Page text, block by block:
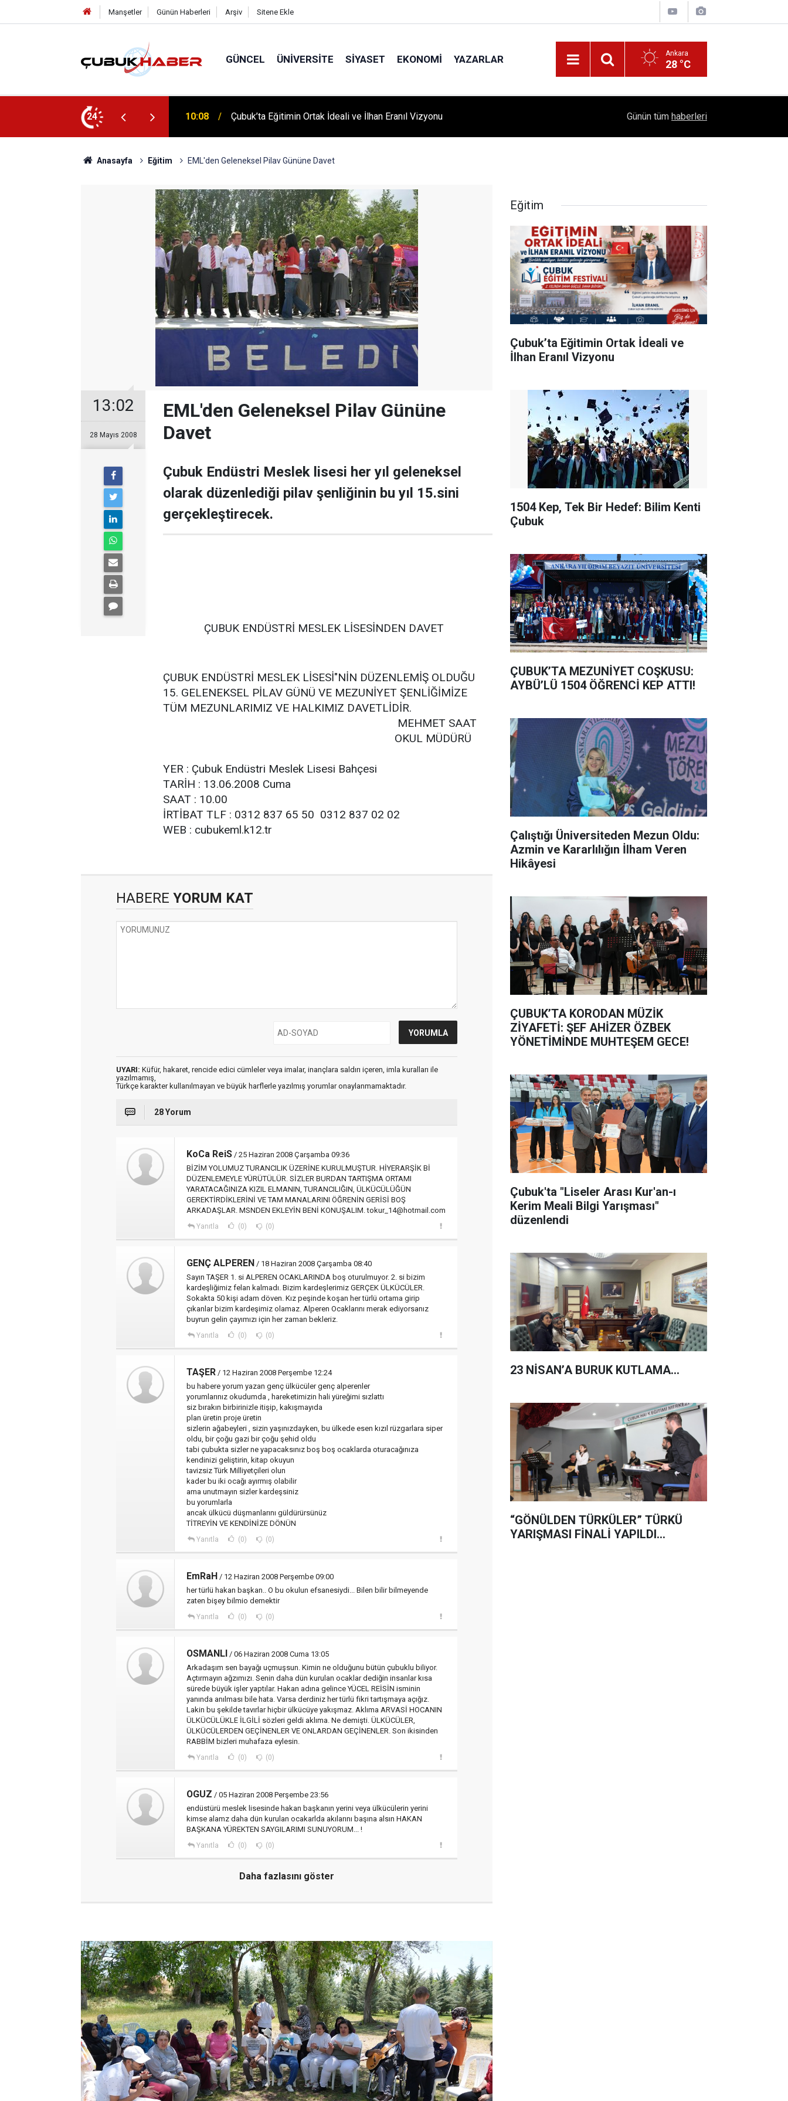
Manşetler Günün Haberleri Arşiv Sitene Ekle
GÜNCEL ÜNIVERSITE SIYASET EKONOMI YAZARLAR Ankara
28 °C
24 12:06 ÇUBUK’TA ‘YAZA MERHABA’ COŞKUSU: Kursiyerler Gönüllerince Eğlendi! 1504 Kep, Tek Bir Hedef: Bilim Kenti Çubuk
Günün tüm haberleri
Anasayfa Eğitim EML'den Geleneksel Pilav Gününe Davet
13:02
28 Mayıs 2008
EML'den Geleneksel Pilav Gününe
Davet
Çubuk Endüstri Meslek lisesi her yıl geleneksel
olarak düzenlediği pilav şenliğinin bu yıl 15.sini
gerçekleştirecek.
ÇUBUK ENDÜSTRİ MESLEK LİSESİNDEN DAVET
ÇUBUK ENDÜSTRİ MESLEK LİSESİ"NİN DÜZENLEMİŞ OLDUĞU
15. GELENEKSEL PİLAV GÜNÜ VE MEZUNİYET ŞENLİĞİMİZE
TÜM MEZUNLARIMIZ VE HALKIMIZ DAVETLİDİR.
MEHMET SAAT
OKUL MÜDÜRÜ
YER : Çubuk Endüstri Meslek Lisesi Bahçesi
TARİH : 13.06.2008 Cuma
SAAT : 10.00
İRTİBAT TLF : 0312 837 65 50  0312 837 02 02
WEB : cubukeml.k12.tr
HABERE YORUM KAT
UYARI: Küfür, hakaret, rencide edici cümleler veya imalar, inançlara saldırı içeren, imla kuralları ile
yazılmamış,
Türkçe karakter kullanılmayan ve büyük harflerle yazılmış yorumlar onaylanmamaktadır.
28 Yorum
KoCa ReiS / 25 Haziran 2008 Çarşamba 09:36
BİZİM YOLUMUZ TURANCILIK ÜZERİNE KURULMUŞTUR. HİYERARŞİK Bİ
DÜZENLEMEYLE YÜRÜTÜLÜR. SİZLER BURDAN TARTIŞMA ORTAMI
YARATACAĞINIZA KIZIL ELMANIN, TURANCILIĞIN, ÜLKÜCÜLÜĞÜN
GEREKTİRDİKLERİNİ VE TAM MANALARINI ÖĞRENİN GERİSİ BOŞ
ARKADAŞLAR. MSNDEN EKLEYİN BENİ KONUŞALIM. tokur_14@hotmail.com
Yanıtla (0) (0)
GENÇ ALPEREN / 18 Haziran 2008 Çarşamba 08:40
Sayın TAŞER 1. si ALPEREN OCAKLARINDA boş oturulmuyor. 2. si bizim
kardeşliğimiz felan kalmadı. Bizim kardeşlerimiz GERÇEK ÜLKÜCÜLER.
Sokakta 50 kişi adam döven. Kız peşinde koşan her türlü ortama girip
çıkanlar bizim kardeşimiz olamaz. Alperen Ocaklarını merak ediyorsanız
buyrun gelin çayımızı için her zaman bekleriz.
Yanıtla (0) (0)
TAŞER / 12 Haziran 2008 Perşembe 12:24
bu habere yorum yazan genç ülkücüler genç alperenler
yorumlarınız okudumda , hareketimizin hali yüreğimi sızlattı
siz bırakın birbirinizle itişip, kakışmayıda
plan üretin proje üretin
sizlerin ağabeyleri , sizin yaşınızdayken, bu ülkede esen kızıl rüzgarlara siper
oldu, bir çoğu gazi bir çoğu şehid oldu
tabi çubukta sizler ne yapacaksınız boş boş ocaklarda oturacağınıza
kendinizi geliştirin, kitap okuyun
tavizsiz Türk Milliyetçileri olun
kader bu iki ocağı ayırmış olabilir
ama unutmayın sizler kardeşsiniz
bu yorumlarla
ancak ülkücü düşmanlarını güldürürsünüz
TİTREYİN VE KENDİNİZE DÖNÜN
Yanıtla (0) (0)
EmRaH / 12 Haziran 2008 Perşembe 09:00
her türlü hakan başkan.. O bu okulun efsanesiydi... Bilen bilir bilmeyende
zaten bişey bilmio demektir
Yanıtla (0) (0)
OSMANLI / 06 Haziran 2008 Cuma 13:05
Arkadaşım sen bayağı uçmuşsun. Kimin ne olduğunu bütün çubuklu biliyor.
Açtırmayın ağzımızı. Senin daha dün kurulan ocaklar dediğin insanlar kısa
sürede büyük işler yaptılar. Hakan adına gelince YÜCEL REİSİN isminin
yanında anılması bile hata. Varsa derdiniz her türlü fikri tartışmaya açığız.
Lakin bu şekilde tavırlar hiçbir ülkücüye yakışmaz. Aklıma ARVASİ HOCANIN
ÜLKÜCÜLÜKLE İLGİLİ sözleri geldi aklıma. Ne demişti. ÜLKÜCÜLER,
ÜLKÜCÜLERDEN GEÇİNENLER VE ONLARDAN GEÇİNENLER. Son ikisinden
RABBİM bizleri muhafaza eylesin.
Yanıtla (0) (0)
OGUZ / 05 Haziran 2008 Perşembe 23:56
endüstürü meslek lisesinde hakan başkanın yerini veya ülkücülerin yerini
kimse alamz daha dün kurulan ocakarlda akılarını başına alsın HAKAN
BAŞKANA YÜREKTEN SAYGILARIMI SUNUYORUM... !
Yanıtla (0) (0)
Daha fazlasını göster
Eğitim
Çubuk’ta Eğitimin Ortak İdeali ve
İlhan Eranıl Vizyonu
1504 Kep, Tek Bir Hedef: Bilim Kenti
Çubuk
ÇUBUK’TA MEZUNİYET COŞKUSU:
AYBÜ’LÜ 1504 ÖĞRENCİ KEP ATTI!
Çalıştığı Üniversiteden Mezun Oldu:
Azmin ve Kararlılığın İlham Veren
Hikâyesi
ÇUBUK’TA KORODAN MÜZİK
ZİYAFETİ: ŞEF AHİZER ÖZBEK
YÖNETİMİNDE MUHTEŞEM GECE!
Çubuk'ta "Liseler Arası Kur'an-ı
Kerim Meali Bilgi Yarışması"
düzenlendi
23 NİSAN’A BURUK KUTLAMA...
“GÖNÜLDEN TÜRKÜLER” TÜRKÜ
YARIŞMASI FİNALİ YAPILDI…